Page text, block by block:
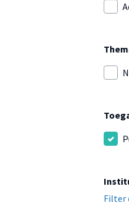
Filter